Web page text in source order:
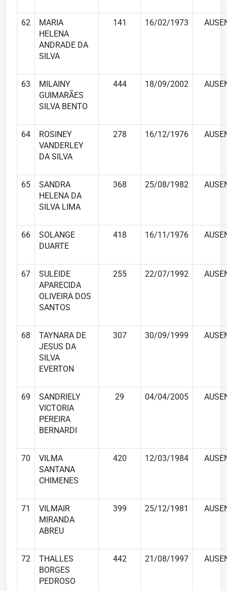
62
MARIA
HELENA
ANDRADE DA
SILVA
141 16/02/1973
63
MILAINY
GUIMARÃES
SILVA BENTO
444 18/09/2002
64
ROSINEY
VANDERLEY
DA SILVA
278 16/12/1976
65
SANDRA
HELENA DA
SILVA LIMA
368 25/08/1982
66
SOLANGE
DUARTE
418 16/11/1976
67
SULEIDE
APARECIDA
OLIVEIRA DOS
SANTOS
255 22/07/1992
68
TAYNARA DE
JESUS DA
SILVA
EVERTON
307 30/09/1999
69
SANDRIELY
VICTORIA
PEREIRA
BERNARDI
29 04/04/2005
70
VILMA
SANTANA
CHIMENES
420 12/03/1984
71
VILMAIR
MIRANDA
ABREU
399 25/12/1981
72
THALLES
BORGES
PEDROSO
442 21/08/1997